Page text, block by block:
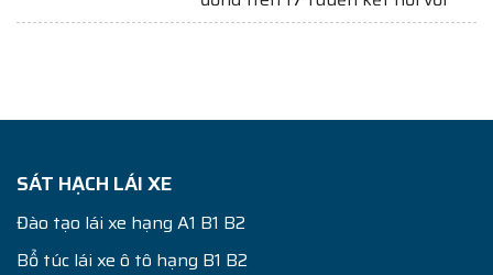
metro số 1 Bến Thành – Suối Tiên
SÁT HẠCH LÁI XE
Đào tạo lái xe hạng A1 B1 B2
Bổ túc lái xe ô tô hạng B1 B2